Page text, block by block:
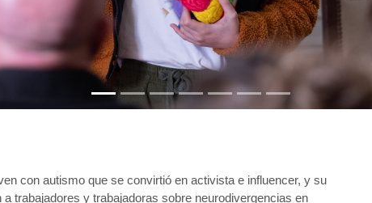
con autismo que se convirtió en activista e influencer, y su
trabajadores y trabajadoras sobre neurodivergencias en